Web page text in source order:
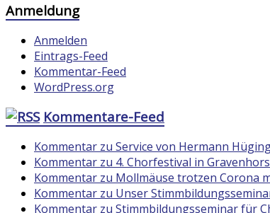
Anmeldung
Anmelden
Eintrags-Feed
Kommentar-Feed
WordPress.org
Kommentare-Feed
Kommentar zu Service von Hermann
Kommentar zu 4. Chorfestival in
Kommentar zu Mollmäuse trotzen Corona
Kommentar zu Unser
Kommentar zu Stimmbildungsseminar für